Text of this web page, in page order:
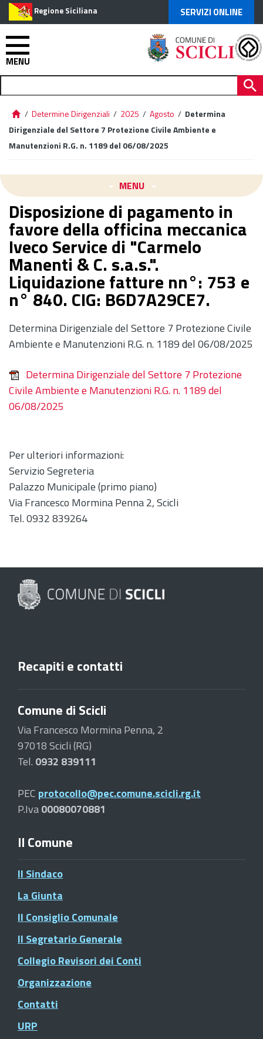
Regione Siciliana SERVIZI ONLINE
MENU
/ Determine Dirigenziali / 2025 / Agosto / Determina
Dirigenziale del Settore 7 Protezione Civile Ambiente e
Manutenzioni R.G. n. 1189 del 06/08/2025
MENU
Disposizione di pagamento in
favore della officina meccanica
Iveco Service di "Carmelo
Manenti & C. s.a.s.".
Liquidazione fatture nn°: 753 e
n° 840. CIG: B6D7A29CE7.
Determina Dirigenziale del Settore 7 Protezione Civile
Ambiente e Manutenzioni R.G. n. 1189 del 06/08/2025
Determina Dirigenziale del Settore 7 Protezione
Civile Ambiente e Manutenzioni R.G. n. 1189 del
06/08/2025
Per ulteriori informazioni:
Servizio Segreteria
Palazzo Municipale (primo piano)
Via Francesco Mormina Penna 2, Scicli
Tel. 0932 839264
Recapiti e contatti
Comune di Scicli
Via Francesco Mormina Penna, 2
97018 Scicli (RG)
Tel. 0932 839111
PEC protocollo@pec.comune.scicli.rg.it
P.Iva00080070881
Il Comune
Il Sindaco
La Giunta
Il Consiglio Comunale
Il Segretario Generale
Collegio Revisori dei Conti
Organizzazione
Contatti
URP